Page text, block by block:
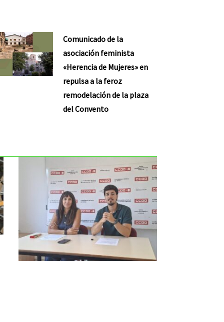
Comunicado de la
asociación feminista
«Herencia de Mujeres» en
repulsa a la feroz
remodelación de la plaza
del Convento